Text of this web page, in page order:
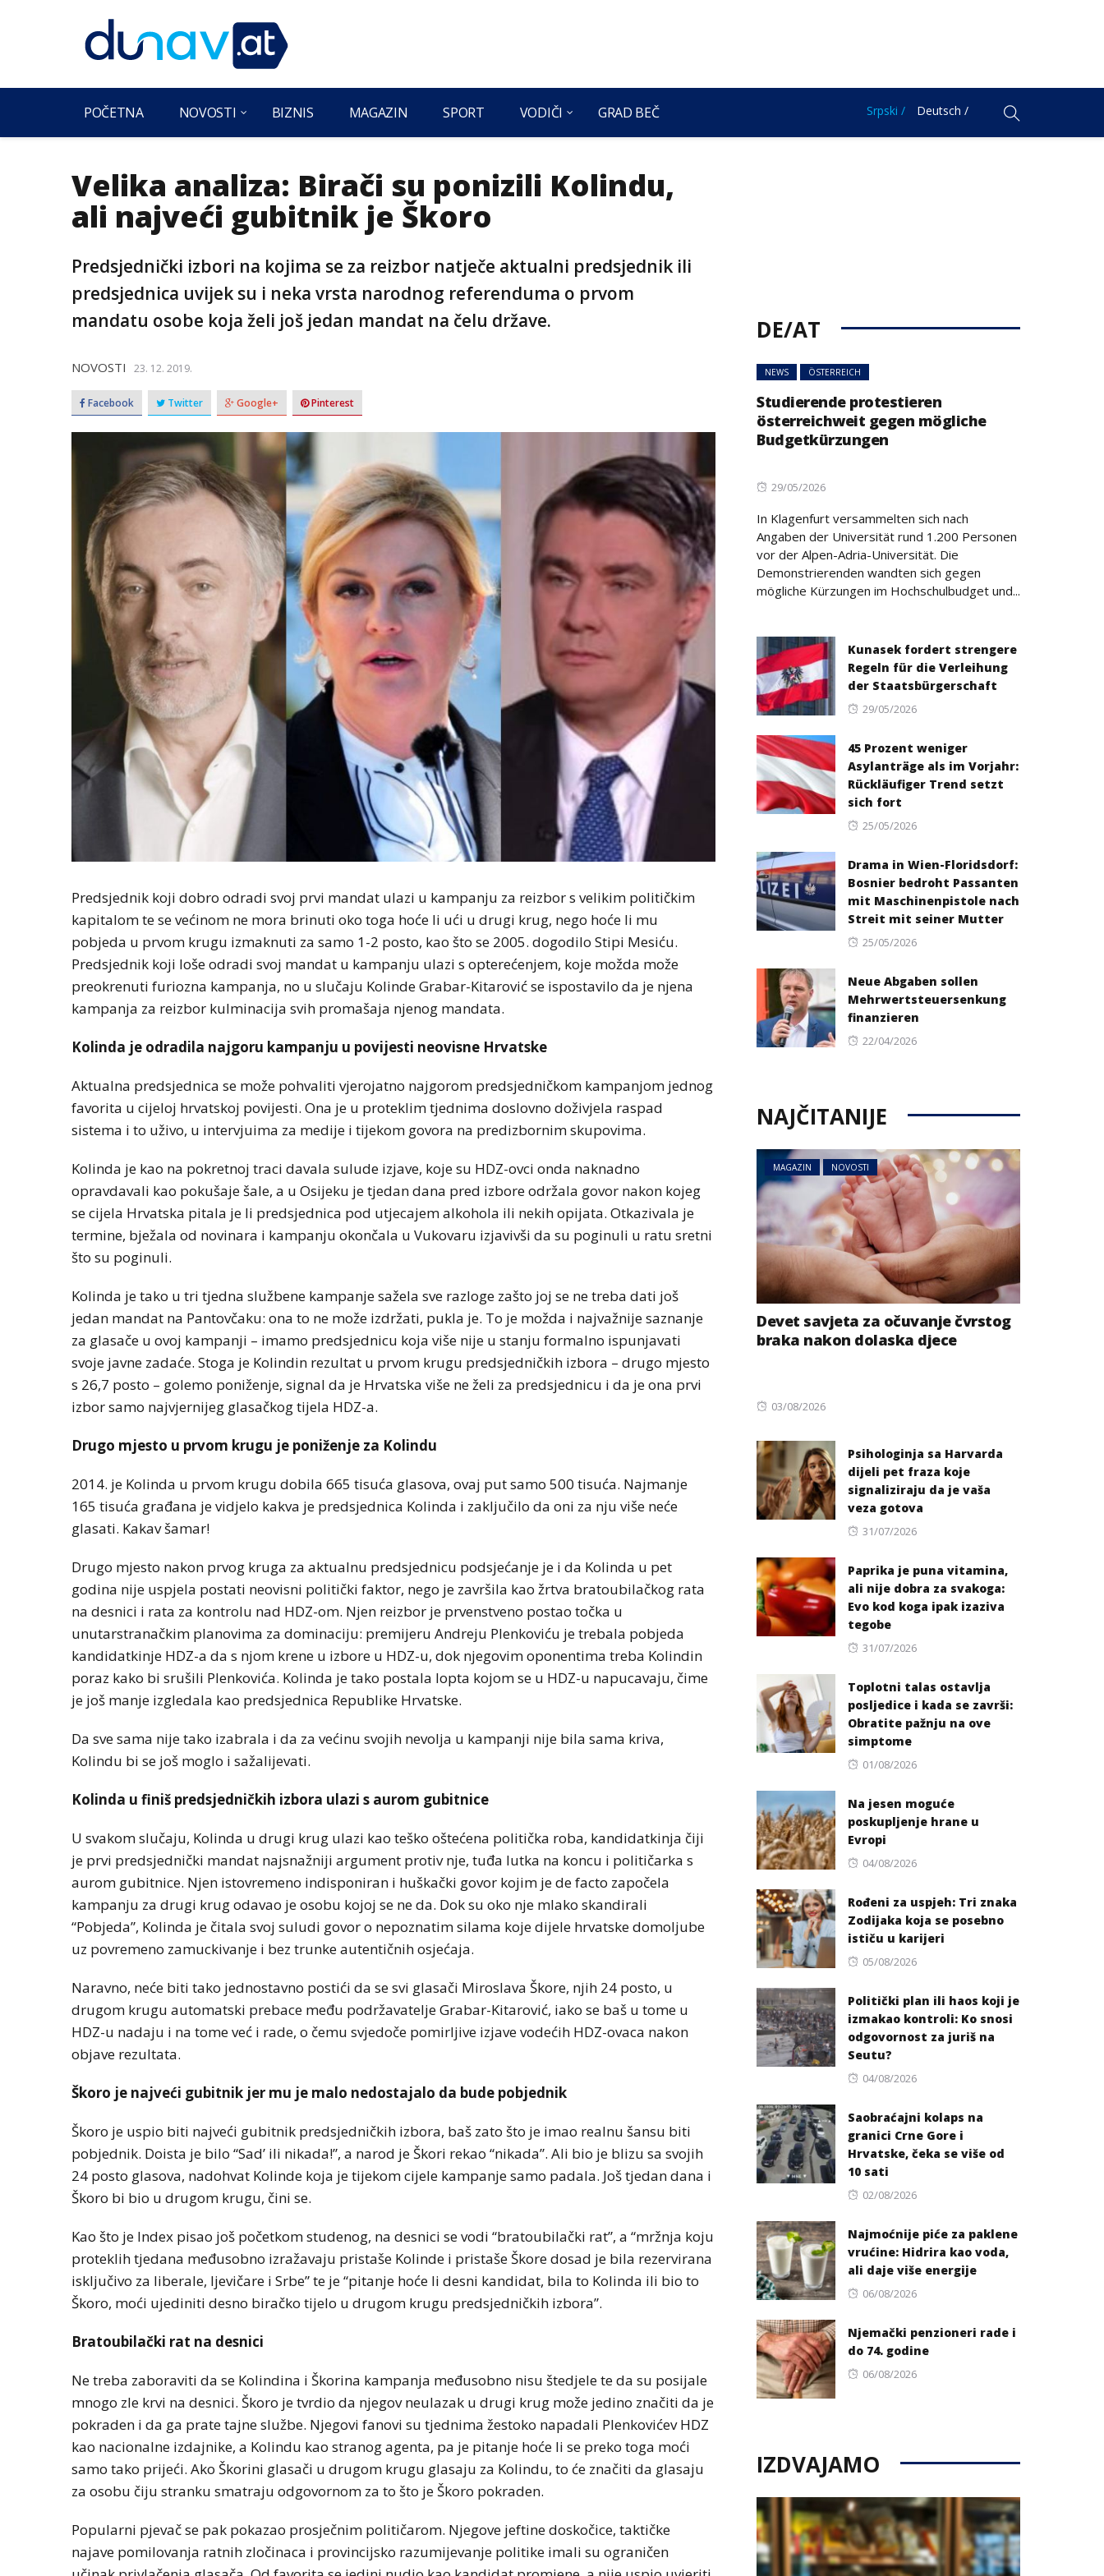
POČETNA NOVOSTI BIZNIS MAGAZIN SPORT VODIČI GRAD BEČ Srpski / Deutsch /
Velika analiza: Birači su ponizili Kolindu,
ali najveći gubitnik je Škoro
Predsjednički izbori na kojima se za reizbor natječe aktualni predsjednik ili
predsjednica uvijek su i neka vrsta narodnog referenduma o prvom
mandatu osobe koja želi još jedan mandat na čelu države.
NOVOSTI 23. 12. 2019.
Facebook Twitter Google+ Pinterest
Predsjednik koji dobro odradi svoj prvi mandat ulazi u kampanju za reizbor s velikim političkim
kapitalom te se većinom ne mora brinuti oko toga hoće li ući u drugi krug, nego hoće li mu
pobjeda u prvom krugu izmaknuti za samo 1-2 posto, kao što se 2005. dogodilo Stipi Mesiću.
Predsjednik koji loše odradi svoj mandat u kampanju ulazi s opterećenjem, koje možda može
preokrenuti furiozna kampanja, no u slučaju Kolinde Grabar-Kitarović se ispostavilo da je njena
kampanja za reizbor kulminacija svih promašaja njenog mandata.
Kolinda je odradila najgoru kampanju u povijesti neovisne Hrvatske
Aktualna predsjednica se može pohvaliti vjerojatno najgorom predsjedničkom kampanjom jednog
favorita u cijeloj hrvatskoj povijesti. Ona je u proteklim tjednima doslovno doživjela raspad
sistema i to uživo, u intervjuima za medije i tijekom govora na predizbornim skupovima.
Kolinda je kao na pokretnoj traci davala sulude izjave, koje su HDZ-ovci onda naknadno
opravdavali kao pokušaje šale, a u Osijeku je tjedan dana pred izbore održala govor nakon kojeg
se cijela Hrvatska pitala je li predsjednica pod utjecajem alkohola ili nekih opijata. Otkazivala je
termine, bježala od novinara i kampanju okončala u Vukovaru izjavivši da su poginuli u ratu sretni
što su poginuli.
Kolinda je tako u tri tjedna službene kampanje sažela sve razloge zašto joj se ne treba dati još
jedan mandat na Pantovčaku: ona to ne može izdržati, pukla je. To je možda i najvažnije saznanje
za glasače u ovoj kampanji – imamo predsjednicu koja više nije u stanju formalno ispunjavati
svoje javne zadaće. Stoga je Kolindin rezultat u prvom krugu predsjedničkih izbora – drugo mjesto
s 26,7 posto – golemo poniženje, signal da je Hrvatska više ne želi za predsjednicu i da je ona prvi
izbor samo najvjernijeg glasačkog tijela HDZ-a.
Drugo mjesto u prvom krugu je poniženje za Kolindu
2014. je Kolinda u prvom krugu dobila 665 tisuća glasova, ovaj put samo 500 tisuća. Najmanje
165 tisuća građana je vidjelo kakva je predsjednica Kolinda i zaključilo da oni za nju više neće
glasati. Kakav šamar!
Drugo mjesto nakon prvog kruga za aktualnu predsjednicu podsjećanje je i da Kolinda u pet
godina nije uspjela postati neovisni politički faktor, nego je završila kao žrtva bratoubilačkog rata
na desnici i rata za kontrolu nad HDZ-om. Njen reizbor je prvenstveno postao točka u
unutarstranačkim planovima za dominaciju: premijeru Andreju Plenkoviću je trebala pobjeda
kandidatkinje HDZ-a da s njom krene u izbore u HDZ-u, dok njegovim oponentima treba Kolindin
poraz kako bi srušili Plenkovića. Kolinda je tako postala lopta kojom se u HDZ-u napucavaju, čime
je još manje izgledala kao predsjednica Republike Hrvatske.
Da sve sama nije tako izabrala i da za većinu svojih nevolja u kampanji nije bila sama kriva,
Kolindu bi se još moglo i sažalijevati.
Kolinda u finiš predsjedničkih izbora ulazi s aurom gubitnice
U svakom slučaju, Kolinda u drugi krug ulazi kao teško oštećena politička roba, kandidatkinja čiji
je prvi predsjednički mandat najsnažniji argument protiv nje, tuđa lutka na koncu i političarka s
aurom gubitnice. Njen istovremeno indisponiran i huškački govor kojim je de facto započela
kampanju za drugi krug odavao je osobu kojoj se ne da. Dok su oko nje mlako skandirali
“Pobjeda”, Kolinda je čitala svoj suludi govor o nepoznatim silama koje dijele hrvatske domoljube
uz povremeno zamuckivanje i bez trunke autentičnih osjećaja.
Naravno, neće biti tako jednostavno postići da se svi glasači Miroslava Škore, njih 24 posto, u
drugom krugu automatski prebace među podržavatelje Grabar-Kitarović, iako se baš u tome u
HDZ-u nadaju i na tome već i rade, o čemu svjedoče pomirljive izjave vodećih HDZ-ovaca nakon
objave rezultata.
Škoro je najveći gubitnik jer mu je malo nedostajalo da bude pobjednik
Škoro je uspio biti najveći gubitnik predsjedničkih izbora, baš zato što je imao realnu šansu biti
pobjednik. Doista je bilo “Sad’ ili nikada!”, a narod je Škori rekao “nikada”. Ali bio je blizu sa svojih
24 posto glasova, nadohvat Kolinde koja je tijekom cijele kampanje samo padala. Još tjedan dana i
Škoro bi bio u drugom krugu, čini se.
Kao što je Index pisao još početkom studenog, na desnici se vodi “bratoubilački rat”, a “mržnja koju
proteklih tjedana međusobno izražavaju pristaše Kolinde i pristaše Škore dosad je bila rezervirana
isključivo za liberale, ljevičare i Srbe” te je “pitanje hoće li desni kandidat, bila to Kolinda ili bio to
Škoro, moći ujediniti desno biračko tijelo u drugom krugu predsjedničkih izbora”.
Bratoubilački rat na desnici
Ne treba zaboraviti da se Kolindina i Škorina kampanja međusobno nisu štedjele te da su posijale
mnogo zle krvi na desnici. Škoro je tvrdio da njegov neulazak u drugi krug može jedino značiti da je
pokraden i da ga prate tajne službe. Njegovi fanovi su tjednima žestoko napadali Plenkovićev HDZ
kao nacionalne izdajnike, a Kolindu kao stranog agenta, pa je pitanje hoće li se preko toga moći
samo tako prijeći. Ako Škorini glasači u drugom krugu glasaju za Kolindu, to će značiti da glasaju
za osobu čiju stranku smatraju odgovornom za to što je Škoro pokraden.
Popularni pjevač se pak pokazao prosječnim političarom. Njegove jeftine doskočice, taktičke
najave pomilovanja ratnih zločinaca i provincijsko razumijevanje politike imali su ograničen
DE/AT
NEWS ÖSTERREICH
Studierende protestieren
österreichweit gegen mögliche
Budgetkürzungen
Posted
29/05/2026
In Klagenfurt versammelten sich nach
Angaben der Universität rund 1.200 Personen
vor der Alpen-Adria-Universität. Die
Demonstrierenden wandten sich gegen
mögliche Kürzungen im Hochschulbudget und...
Kunasek fordert strengere
Regeln für die Verleihung
der Staatsbürgerschaft
Posted
29/05/2026
45 Prozent weniger
Asylanträge als im Vorjahr:
Rückläufiger Trend setzt
sich fort
Posted
25/05/2026
Drama in Wien-Floridsdorf:
Bosnier bedroht Passanten
mit Maschinenpistole nach
Streit mit seiner Mutter
Posted
25/05/2026
Neue Abgaben sollen
Mehrwertsteuersenkung
finanzieren
Posted
22/04/2026
NAJČITANIJE
MAGAZIN NOVOSTI
Devet savjeta za očuvanje čvrstog
braka nakon dolaska djece
Posted
03/08/2026
Psihologinja sa Harvarda
dijeli pet fraza koje
signaliziraju da je vaša
veza gotova
Posted
31/07/2026
Paprika je puna vitamina,
ali nije dobra za svakoga:
Evo kod koga ipak izaziva
tegobe
Posted
31/07/2026
Toplotni talas ostavlja
posljedice i kada se završi:
Obratite pažnju na ove
simptome
Posted
01/08/2026
Na jesen moguće
poskupljenje hrane u
Evropi
Posted
04/08/2026
Rođeni za uspjeh: Tri znaka
Zodijaka koja se posebno
ističu u karijeri
Posted
05/08/2026
Politički plan ili haos koji je
izmakao kontroli: Ko snosi
odgovornost za juriš na
Seutu?
Posted
04/08/2026
Saobraćajni kolaps na
granici Crne Gore i
Hrvatske, čeka se više od
10 sati
Posted
02/08/2026
Najmoćnije piće za paklene
vrućine: Hidrira kao voda,
ali daje više energije
Posted
06/08/2026
Njemački penzioneri rade i
do 74. godine
Posted
06/08/2026
IZDVAJAMO